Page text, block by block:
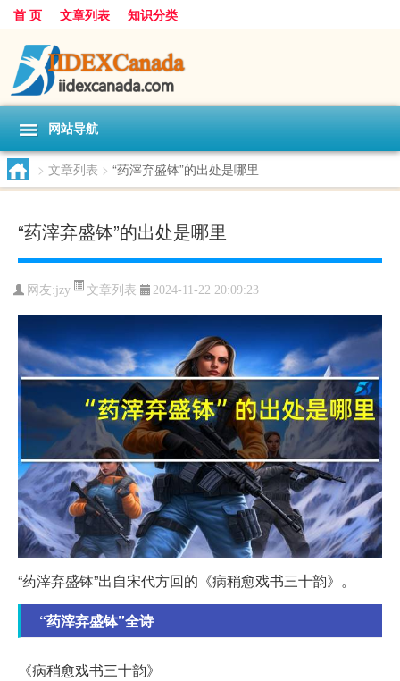
首 页 文章列表 知识分类
网站导航
> 文章列表 > “药滓弃盛钵”的出处是哪里
“药滓弃盛钵”的出处是哪里
网友:jzy 文章列表 2024-11-22 20:09:23
“药滓弃盛钵”出自宋代方回的《病稍愈戏书三十韵》。
“药滓弃盛钵”全诗
《病稍愈戏书三十韵》